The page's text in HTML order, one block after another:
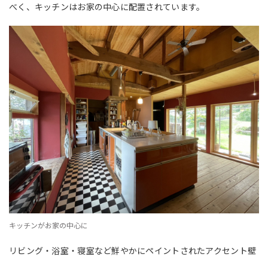
べく、キッチンはお家の中心に配置されています。
キッチンがお家の中心に
リビング・浴室・寝室など鮮やかにペイントされたアクセント壁